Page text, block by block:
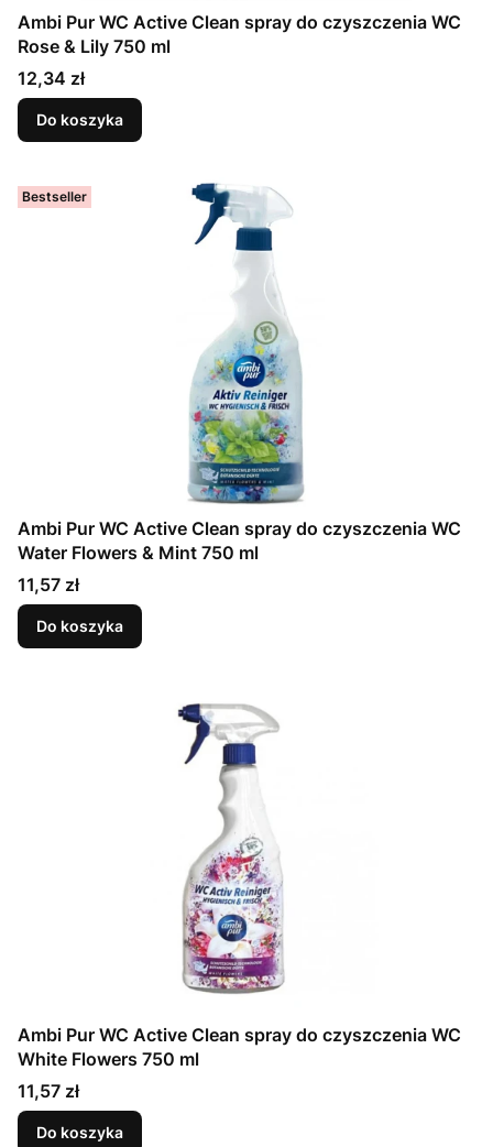
Ambi Pur WC Active Clean spray do czyszczenia WC
Rose & Lily 750 ml
Cena
12,34 zł
Do koszyka
Bestseller
Ambi Pur WC Active Clean spray do czyszczenia WC
Water Flowers & Mint 750 ml
Cena
11,57 zł
Do koszyka
Ambi Pur WC Active Clean spray do czyszczenia WC
White Flowers 750 ml
Cena
11,57 zł
Do koszyka